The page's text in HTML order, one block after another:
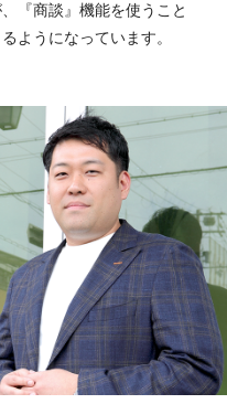
『商談』機能を使うこと
ようになっています。